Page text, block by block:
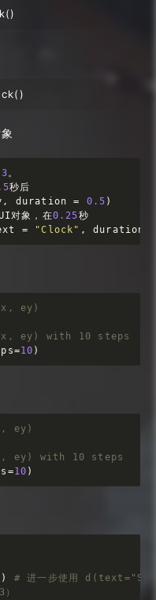
。
秒后
duration = 0.5 )
对象，在0.25秒
= "Clock" , duration
ey)
ey) with 10 steps
10 )
ey)
ey) with 10 steps
10 )
) # 进一步使用